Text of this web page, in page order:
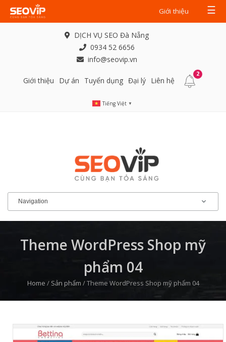
Giới thiệu ☰
DỊCH VỤ SEO Đà Nẵng
0934 52 6656
info@seovip.vn
Giới thiệu Dự án Tuyển dụng Đại lý Liên hệ
2
Tiếng Việt ▼
Theme WordPress Shop mỹ
phẩm 04
Home / Sản phẩm /Theme WordPress Shop mỹ phẩm 04